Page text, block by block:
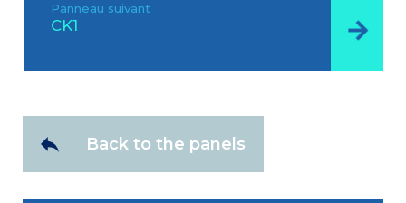
Panneau suivant
CK1
Back to the panels